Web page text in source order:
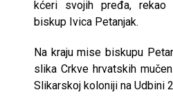
kćeri svojih pređa,
biskup Ivica Petanjak.
Na kraju mise biskupu
slika Crkve hrvatskih
Slikarskoj koloniji na Udbini